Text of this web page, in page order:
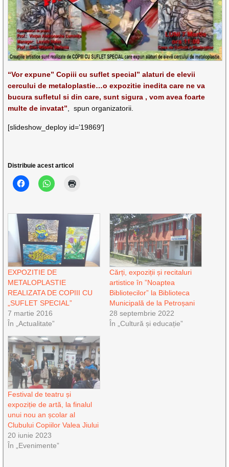
“Vor expune” Copiii cu suflet special” alaturi de elevii
cercului de metaloplastie…o expozitie inedita care ne va
bucura sufletul si din care, sunt sigura , vom avea foarte
multe de invatat”, spun organizatorii.
[slideshow_deploy id=’19869′]
Distribuie acest articol
EXPOZITIE DE
METALOPLASTIE
REALIZATA DE COPIII CU
„SUFLET SPECIAL”
7 martie 2016
În „Actualitate”
Cărți, expoziții și recitaluri
artistice în ”Noaptea
Bibliotecilor” la Biblioteca
Municipală de la Petroșani
28 septembrie 2022
În „Cultură și educație”
Festival de teatru și
expoziție de artă, la finalul
unui nou an școlar al
Clubului Copiilor Valea Jiului
20 iunie 2023
În „Evenimente”